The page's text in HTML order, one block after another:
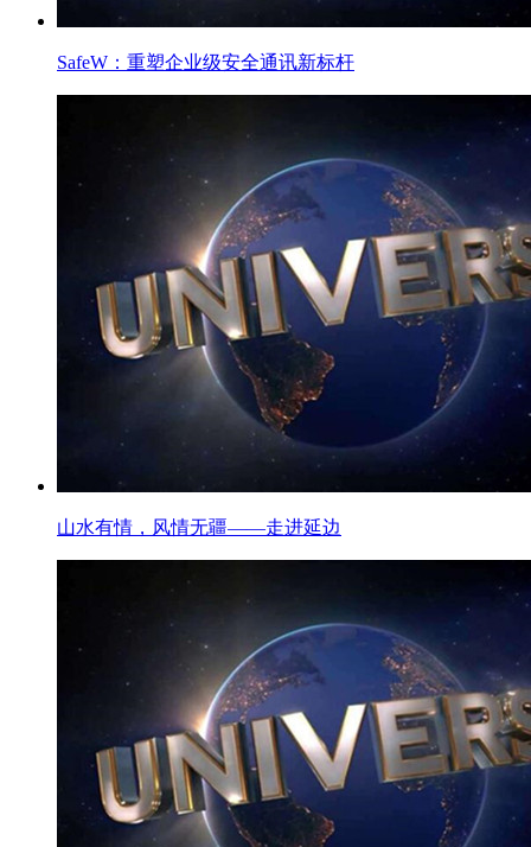
SafeW：重塑企业级安全通讯新标杆
山水有情，风情无疆——走进延边